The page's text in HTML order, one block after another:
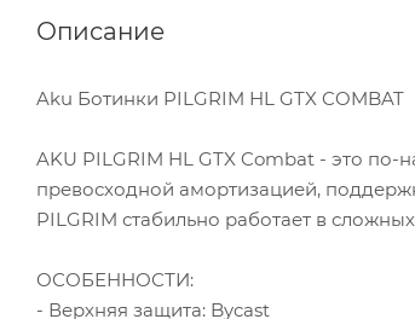
Описание
Aku Ботинки PILGRIM HL GTX COMBAT
AKU PILGRIM HL GTX Combat - это
превосходной амортизацией,
PILGRIM стабильно работает в
ОСОБЕННОСТИ:
- Верхняя защита: Bycast